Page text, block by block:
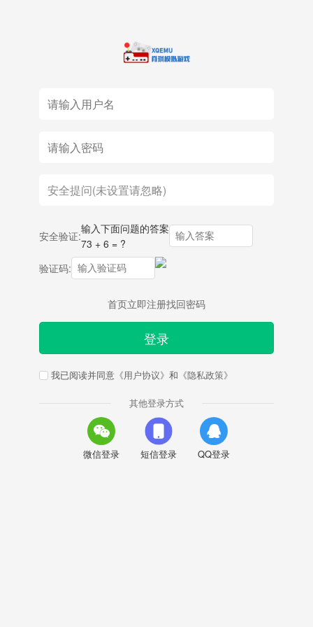
安全验证:
输入下面问题的答案
73 + 6 = ?
验证码:
首页立即注册找回密码
登录
我已阅读并同意 《用户协议》 和 《隐私政策》
其他登录方式
微信登录 短信登录 QQ登录